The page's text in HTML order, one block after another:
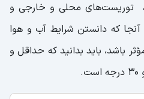
توریست‌های محلی و خارجی‌ و
که دانستن شرایط آب و هوا
باشد، باید بدانید که حداقل و